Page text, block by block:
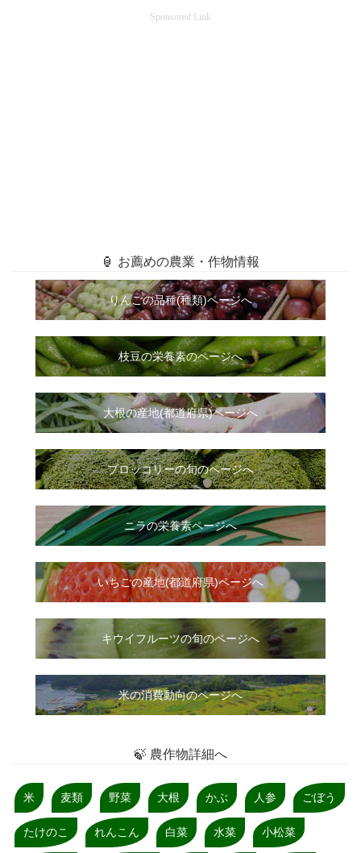
Sponsored Link
🏮 お薦めの農業・作物情報
りんごの品種(種類)ページへ
枝豆の栄養素のページへ
大根の産地(都道府県)ページへ
ブロッコリーの旬のページへ
ニラの栄養素ページへ
いちごの産地(都道府県)ページへ
キウイフルーツの旬のページへ
米の消費動向のページへ
🍃 農作物詳細へ
米 麦類 野菜 大根 かぶ 人参 ごぼう
たけのこ れんこん 白菜 水菜 小松菜